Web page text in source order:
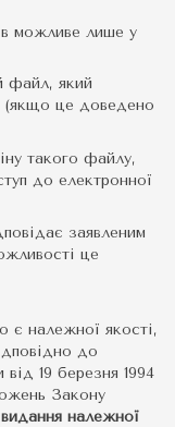
можливе лише у
файл, який
(якщо це доведено
такого файлу,
до електронної
заявленим
це
є належної якості,
до
19 березня 1994
Закону
видання належної